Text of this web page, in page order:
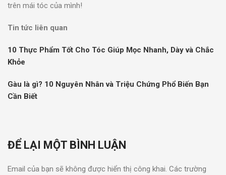
trên mái tóc của mình!
Tin tức liên quan
10 Thực Phẩm Tốt Cho Tóc Giúp Mọc Nhanh, Dày và Chắc
Khỏe
Gàu là gì? 10 Nguyên Nhân và Triệu Chứng Phổ Biến Bạn
Cần Biết
ĐỂ LẠI MỘT BÌNH LUẬN
Email của bạn sẽ không được hiển thị công khai. Các trường